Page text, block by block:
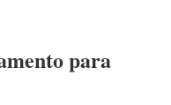
para